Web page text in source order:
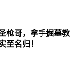
枪哥，拿手掘墓教
至名归！